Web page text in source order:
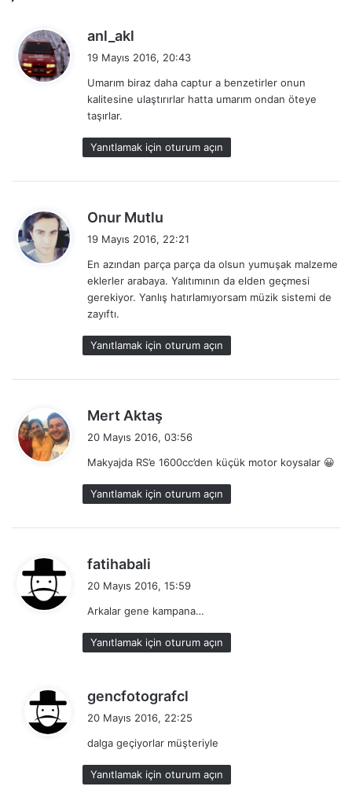
anl_akl
i
k
:
19 Mayıs 2016, 20:43
Umarım biraz daha captur a benzetirler onun
kalitesine ulaştırırlar hatta umarım ondan öteye
taşırlar.
Yanıtlamak için oturum açın
Onur Mutlu
i
k
i
19 Mayıs 2016, 22:21
En azından parça parça da olsun yumuşak malzeme
eklerler arabaya. Yalıtımının da elden geçmesi
gerekiyor. Yanlış hatırlamıyorsam müzik sistemi de
zayıftı.
Yanıtlamak için oturum açın
Mert Aktaş
i
k
i
20 Mayıs 2016, 03:56
Makyajda RS’e 1600cc’den küçük motor koysalar 😀
Yanıtlamak için oturum açın
fatihabali
k
i
20 Mayıs 2016, 15:59
Arkalar gene kampana…
Yanıtlamak için oturum açın
gencfotografcl
i
k
i
20 Mayıs 2016, 22:25
dalga geçiyorlar müşteriyle
Yanıtlamak için oturum açın